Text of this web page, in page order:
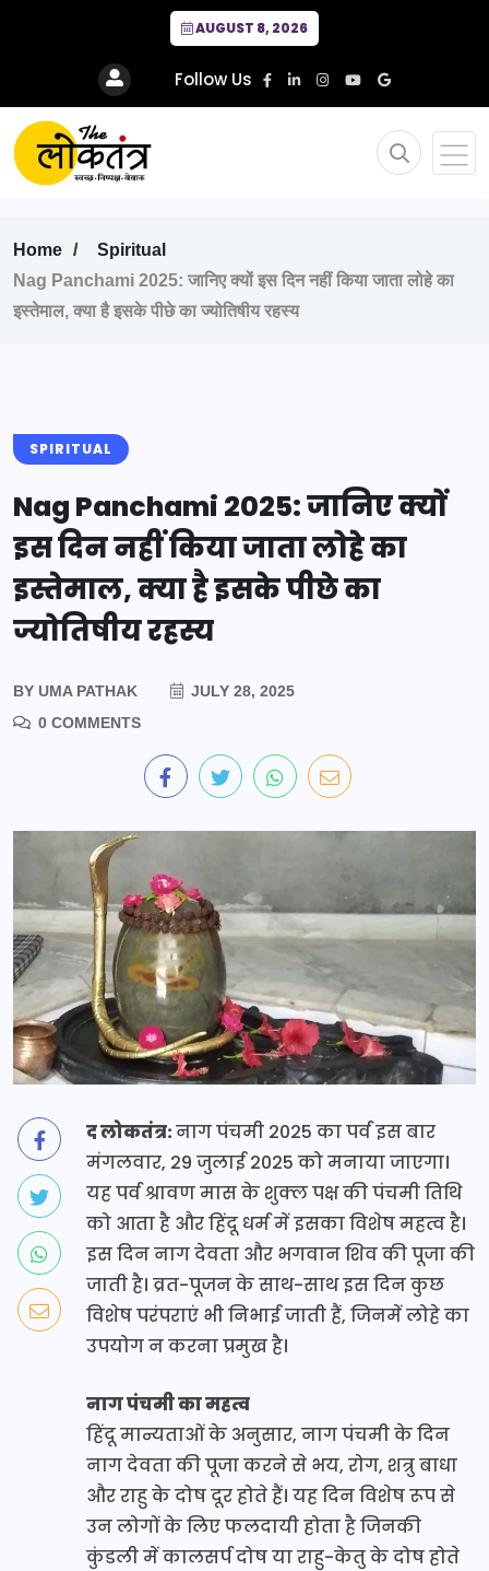
AUGUST 8, 2026
Follow Us
Home
Spiritual
Nag Panchami 2025: जानिए क्यों इस दिन नहीं किया जाता लोहे का
इस्तेमाल, क्या है इसके पीछे का ज्योतिषीय रहस्य
SPIRITUAL
Nag Panchami 2025: जानिए क्यों
इस दिन नहीं किया जाता लोहे का
इस्तेमाल, क्या है इसके पीछे का
ज्योतिषीय रहस्य
BY UMA PATHAK
JULY 28, 2025
0 COMMENTS
द लोकतंत्र:नाग पंचमी 2025 का पर्व इस बार
मंगलवार, 29 जुलाई 2025 को मनाया जाएगा।
यह पर्व श्रावण मास के शुक्ल पक्ष की पंचमी तिथि
को आता है और हिंदू धर्म में इसका विशेष महत्व है।
इस दिन नाग देवता और भगवान शिव की पूजा की
जाती है। व्रत-पूजन के साथ-साथ इस दिन कुछ
विशेष परंपराएं भी निभाई जाती हैं, जिनमें लोहे का
उपयोग न करना प्रमुख है।
नाग पंचमी का महत्व
हिंदू मान्यताओं के अनुसार, नाग पंचमी के दिन
नाग देवता की पूजा करने से भय, रोग, शत्रु बाधा
और राहु के दोष दूर होते हैं। यह दिन विशेष रूप से
उन लोगों के लिए फलदायी होता है जिनकी
कुंडली में कालसर्प दोष या राहु-केतु के दोष होते